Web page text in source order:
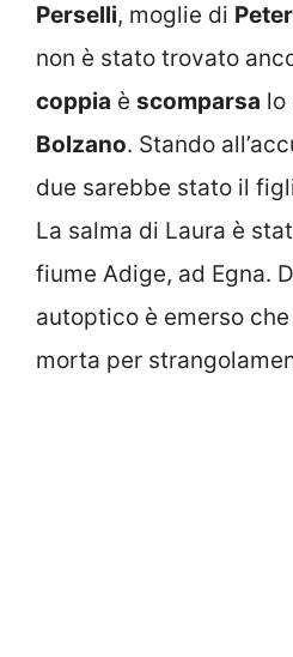
Perselli, moglie di
non è stato trovato
coppia è scomparsa lo
Bolzano. Stando
due sarebbe stato il
La salma di Laura è
fiume Adige, ad Egna.
autoptico è emerso
morta per